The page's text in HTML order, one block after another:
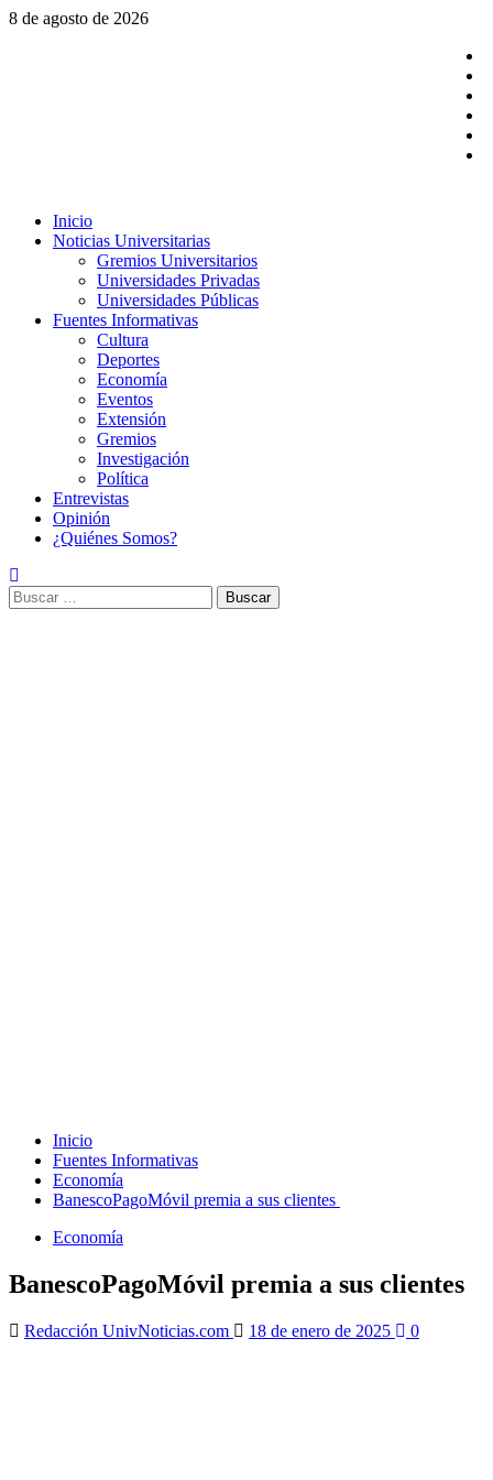
Saltar
8 de agosto de 2026
Menú
principal
Inicio
Noticias Universitarias
Gremios Universitarios
Universidades Privadas
Universidades Públicas
Fuentes Informativas
Cultura
Deportes
Economía
Eventos
Extensión
Gremios
Investigación
Política
Entrevistas
Opinión
¿Quiénes Somos?
Buscar:
Inicio
Fuentes Informativas
Economía
BanescoPagoMóvil premia a sus clientes
Economía
BanescoPagoMóvil premia a sus clientes
Redacción UnivNoticias.com 18 de enero de 2025 0